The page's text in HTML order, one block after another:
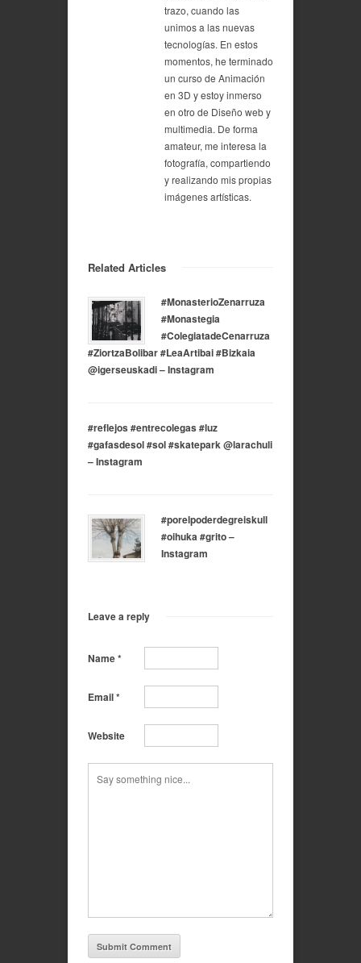
trazo, cuando las
unimos a las nuevas
tecnologías. En estos
momentos, he terminado
un curso de Animación
en 3D y estoy inmerso
en otro de Diseño web y
multimedia. De forma
amateur, me interesa la
fotografía, compartiendo
y realizando mis propias
imágenes artísticas.
Related Articles
#MonasterioZenarruza
#Monastegia
#ColegiatadeCenarruza
#ZiortzaBolibar #LeaArtibai #Bizkaia
@igerseuskadi – Instagram
#reflejos #entrecolegas #luz
#gafasdesol #sol #skatepark @larachuli
– Instagram
#porelpoderdegreiskull
#oihuka #grito –
Instagram
Leave a reply
Name*
Email*
Website